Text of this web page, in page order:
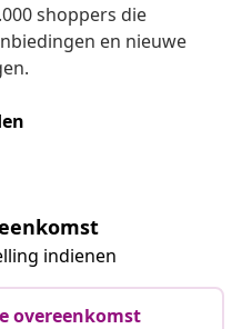
shoppers die
en nieuwe
indienen
overeenkomst